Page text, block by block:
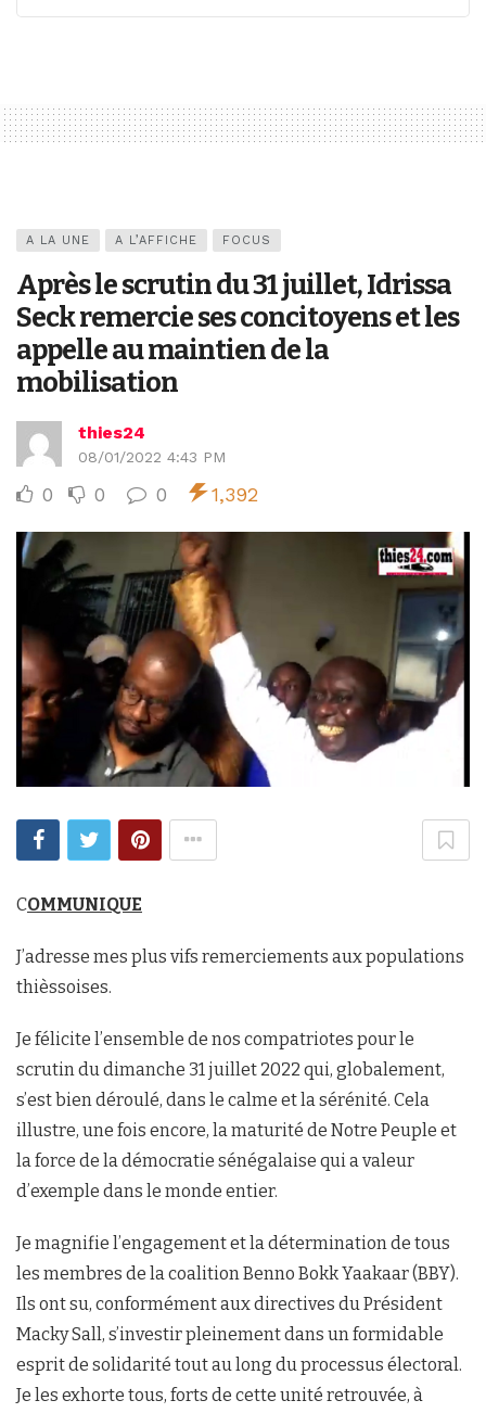
A LA UNE A L’AFFICHE FOCUS
Après le scrutin du 31 juillet, Idrissa
Seck remercie ses concitoyens et les
appelle au maintien de la
mobilisation
thies24
08/01/2022 4:43 PM
0 0 0 1,392
COMMUNIQUE
J’adresse mes plus vifs remerciements aux populations
thièssoises.
Je félicite l’ensemble de nos compatriotes pour le
scrutin du dimanche 31 juillet 2022 qui, globalement,
s’est bien déroulé, dans le calme et la sérénité. Cela
illustre, une fois encore, la maturité de Notre Peuple et
la force de la démocratie sénégalaise qui a valeur
d’exemple dans le monde entier.
Je magnifie l’engagement et la détermination de tous
les membres de la coalition Benno Bokk Yaakaar (BBY).
Ils ont su, conformément aux directives du Président
Macky Sall, s’investir pleinement dans un formidable
esprit de solidarité tout au long du processus électoral.
Je les exhorte tous, forts de cette unité retrouvée, à